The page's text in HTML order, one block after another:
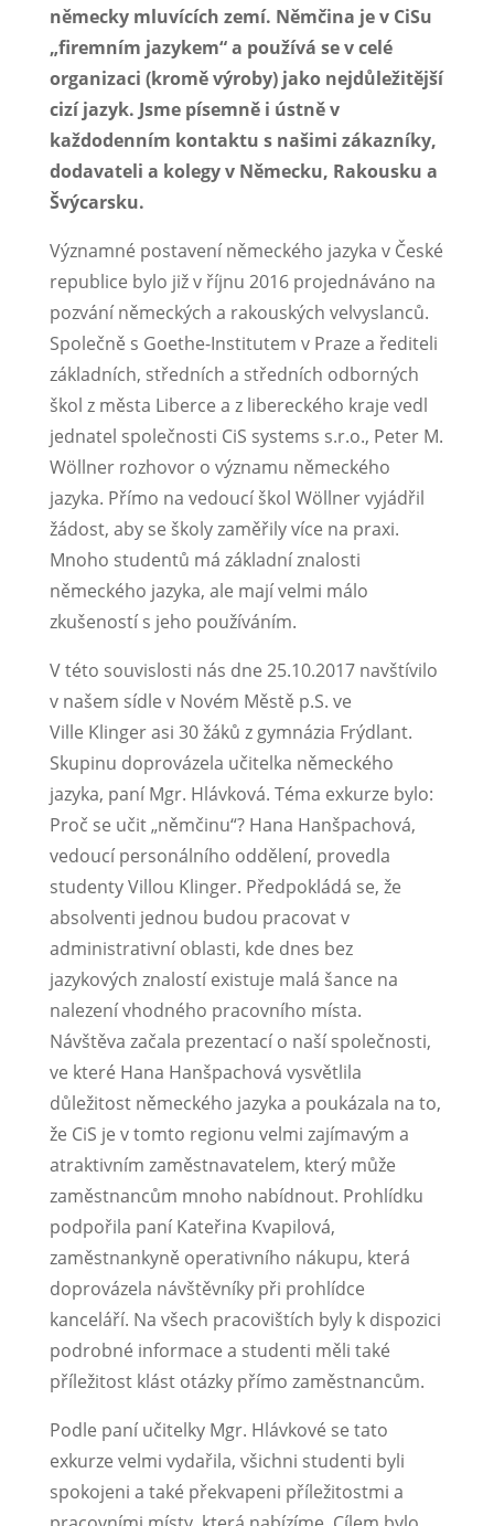
německy mluvících zemí. Němčina je v CiSu
„firemním jazykem“ a používá se v celé
organizaci (kromě výroby) jako nejdůležitější
cizí jazyk. Jsme písemně i ústně v
každodenním kontaktu s našimi zákazníky,
dodavateli a kolegy v Německu, Rakousku a
Švýcarsku.
Významné postavení německého jazyka v České
republice bylo již v říjnu 2016 projednáváno na
pozvání německých a rakouských velvyslanců.
Společně s Goethe-Institutem v Praze a řediteli
základních, středních a středních odborných
škol z města Liberce a z libereckého kraje vedl
jednatel společnosti CiS systems s.r.o., Peter M.
Wöllner rozhovor o významu německého
jazyka. Přímo na vedoucí škol Wöllner vyjádřil
žádost, aby se školy zaměřily více na praxi.
Mnoho studentů má základní znalosti
německého jazyka, ale mají velmi málo
zkušeností s jeho používáním.
V této souvislosti nás dne 25.10.2017 navštívilo
v našem sídle v Novém Městě p.S. ve
Ville Klinger asi 30 žáků z gymnázia Frýdlant.
Skupinu doprovázela učitelka německého
jazyka, paní Mgr. Hlávková. Téma exkurze bylo:
Proč se učit „němčinu“? Hana Hanšpachová,
vedoucí personálního oddělení, provedla
studenty Villou Klinger. Předpokládá se, že
absolventi jednou budou pracovat v
administrativní oblasti, kde dnes bez
jazykových znalostí existuje malá šance na
nalezení vhodného pracovního místa.
Návštěva začala prezentací o naší společnosti,
ve které Hana Hanšpachová vysvětlila
důležitost německého jazyka a poukázala na to,
že CiS je v tomto regionu velmi zajímavým a
atraktivním zaměstnavatelem, který může
zaměstnancům mnoho nabídnout. Prohlídku
podpořila paní Kateřina Kvapilová,
zaměstnankyně operativního nákupu, která
doprovázela návštěvníky při prohlídce
kanceláří. Na všech pracovištích byly k dispozici
podrobné informace a studenti měli také
příležitost klást otázky přímo zaměstnancům.
Podle paní učitelky Mgr. Hlávkové se tato
exkurze velmi vydařila, všichni studenti byli
spokojeni a také překvapeni příležitostmi a